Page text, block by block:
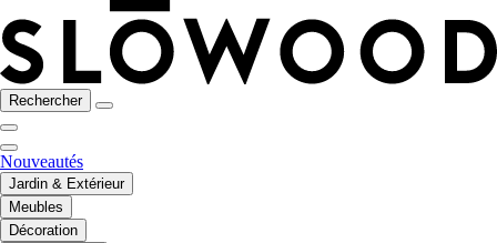
Rechercher
Nouveautés
Jardin & Extérieur
Meubles
Décoration